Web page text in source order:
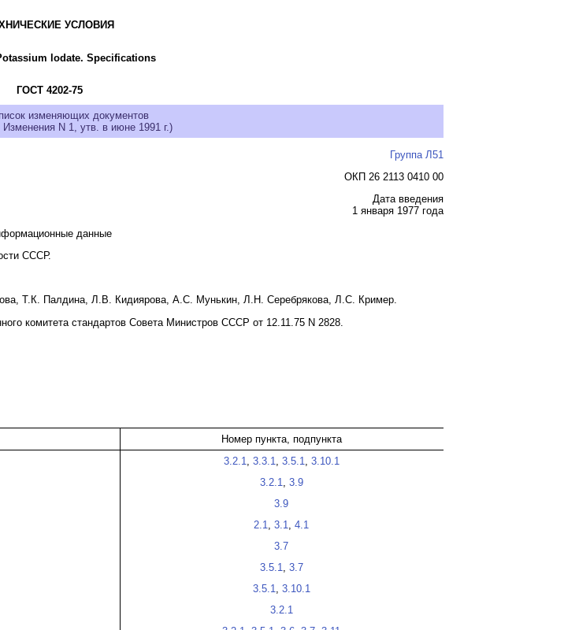
УСЛОВИЯ
lodate. Specifications
ГОСТ 4202-75
изменяющих документов
N 1, утв. в июне 1991 г.)
Группа Л51
ОКП 26 2113 0410 00
Дата введения
1 января 1977 года
данные
СССР.
Т.К. Палдина, Л.В. Кидиярова, А.С. Мунькин, Л.Н. Серебрякова, Л.С. Кример.
комитета стандартов Совета Министров СССР от 12.11.75 N 2828.
Номер пункта, подпункта
3.2.1, 3.3.1, 3.5.1, 3.10.1
3.2.1, 3.9
3.9
2.1,3.1,4.1
3.7
3.5.1, 3.7
3.5.1, 3.10.1
3.2.1